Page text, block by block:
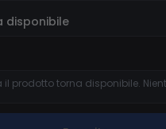
disponibile
prodotto torna disponibile.